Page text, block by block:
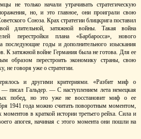
не только начали утрачивать стратегическую
но, и это главное, они проиграли свою
Союза. Крах стратегии блицкрига поставил
длительной, затяжной войны. Такая война
перестройки плана «Барбаросса», нового
последующие годы и дополнительного изыскания
К затяжной войне Германия была не готова. Для ее
образом перестроить экономику страны, свою
говоря уже о стратегии.
и другими критериями. «Разбит миф о
— писал Гальдер. — С наступлением лета немецкая
побед, но это уже не восстановит миф о ее
1941 года можно считать поворотным моментом,
в краткой истории третьего рейха. Сила и
апогея, начиная с этого момента они пошли на